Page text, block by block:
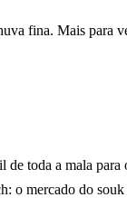
fina. Mais para
toda a mala
o mercado do